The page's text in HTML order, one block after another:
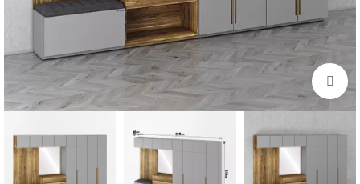
بزرگنمایی تصویر